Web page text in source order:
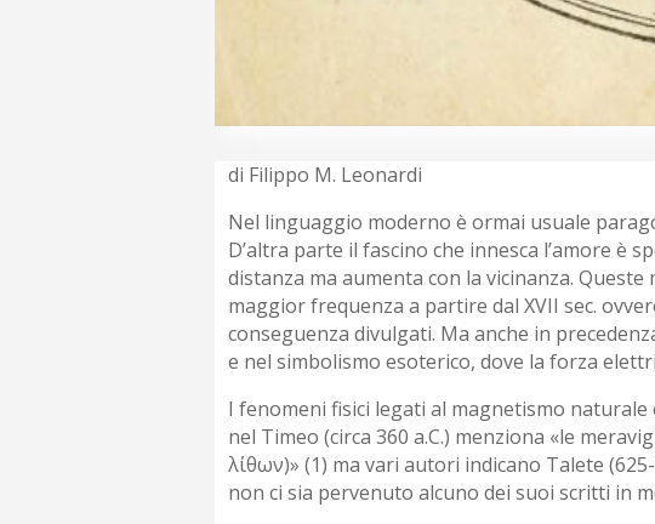
di Filippo M. Leonardi
Nel linguaggio moderno è ormai usuale
D’altra parte il fascino che innesca l’amore è
distanza ma aumenta con la vicinanza.
maggior frequenza a partire dal XVII sec.
conseguenza divulgati. Ma anche in
e nel simbolismo esoterico, dove la forza
I fenomeni fisici legati al magnetismo
nel Timeo (circa 360 a.C.) menziona «le
λίθων)» (1) ma vari autori indicano Talete
non ci sia pervenuto alcuno dei suoi scritti in